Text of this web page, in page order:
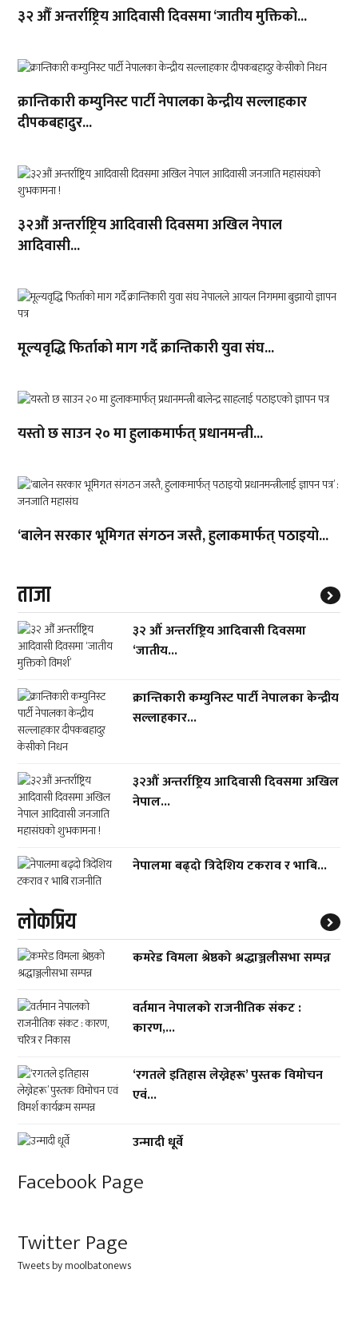
३२ औँ अन्तर्राष्ट्रिय आदिवासी दिवसमा ‘जातीय मुक्तिको...
क्रान्तिकारी कम्युनिस्ट पार्टी नेपालका केन्द्रीय सल्लाहकार
दीपकबहादुर...
३२औं अन्तर्राष्ट्रिय आदिवासी दिवसमा अखिल नेपाल
आदिवासी...
मूल्यवृद्धि फिर्ताको माग गर्दै क्रान्तिकारी युवा संघ...
यस्तो छ साउन २० मा हुलाकमार्फत् प्रधानमन्त्री...
‘बालेन सरकार भूमिगत संगठन जस्तै, हुलाकमार्फत् पठाइयो...
ताजा
३२ औँ अन्तर्राष्ट्रिय आदिवासी दिवसमा
‘जातीय...
क्रान्तिकारी कम्युनिस्ट पार्टी नेपालका केन्द्रीय
सल्लाहकार...
३२औं अन्तर्राष्ट्रिय आदिवासी दिवसमा अखिल
नेपाल...
नेपालमा बढ्दो त्रिदेशिय टकराव र भाबि...
लाेकप्रिय
कमरेड विमला श्रेष्ठको श्रद्धाञ्जलीसभा सम्पन्न
वर्तमान नेपालको राजनीतिक संकट :
कारण,...
‘रगतले इतिहास लेख्नेहरू’ पुस्तक विमोचन
एवं...
उन्मादी धूर्वे
Facebook Page
Twitter Page
Tweets by moolbatonews